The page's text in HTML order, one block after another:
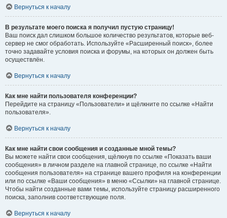
Вернуться к началу
В результате моего поиска я получил пустую страницу!
Ваш поиск дал слишком большое количество результатов, которые веб-
сервер не смог обработать. Используйте «Расширенный поиск», более
точно задавайте условия поиска и форумы, на которых он должен быть
осуществлён.
Вернуться к началу
Как мне найти пользователя конференции?
Перейдите на страницу «Пользователи» и щёлкните по ссылке «Найти
пользователя».
Вернуться к началу
Как мне найти свои сообщения и созданные мной темы?
Вы можете найти свои сообщения, щёлкнув по ссылке «Показать ваши
сообщения» в личном разделе на главной странице, по ссылке «Найти
сообщения пользователя» на странице вашего профиля на конференции
или по ссылке «Ваши сообщения» в меню «Ссылки» на главной странице.
Чтобы найти созданные вами темы, используйте страницу расширенного
поиска, заполнив соответствующие поля.
Вернуться к началу